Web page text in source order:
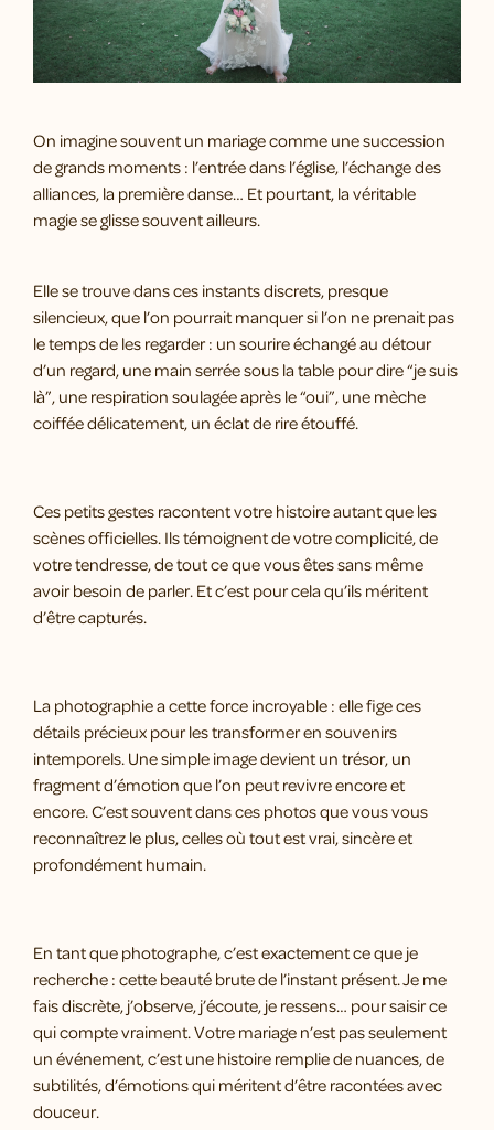
On imagine souvent un mariage comme une succession
de grands moments : l’entrée dans l’église, l’échange des
alliances, la première danse… Et pourtant, la véritable
magie se glisse souvent ailleurs.
Elle se trouve dans ces instants discrets, presque
silencieux, que l’on pourrait manquer si l’on ne prenait pas
le temps de les regarder : un sourire échangé au détour
d’un regard, une main serrée sous la table pour dire “je suis
là”, une respiration soulagée après le “oui”, une mèche
coiffée délicatement, un éclat de rire étouffé.
Ces petits gestes racontent votre histoire autant que les
scènes officielles. Ils témoignent de votre complicité, de
votre tendresse, de tout ce que vous êtes sans même
avoir besoin de parler. Et c’est pour cela qu’ils méritent
d’être capturés.
La photographie a cette force incroyable : elle fige ces
détails précieux pour les transformer en souvenirs
intemporels. Une simple image devient un trésor, un
fragment d’émotion que l’on peut revivre encore et
encore. C’est souvent dans ces photos que vous vous
reconnaîtrez le plus, celles où tout est vrai, sincère et
profondément humain.
En tant que photographe, c’est exactement ce que je
recherche : cette beauté brute de l’instant présent. Je me
fais discrète, j’observe, j’écoute, je ressens… pour saisir ce
qui compte vraiment. Votre mariage n’est pas seulement
un événement, c’est une histoire remplie de nuances, de
subtilités, d’émotions qui méritent d’être racontées avec
douceur.